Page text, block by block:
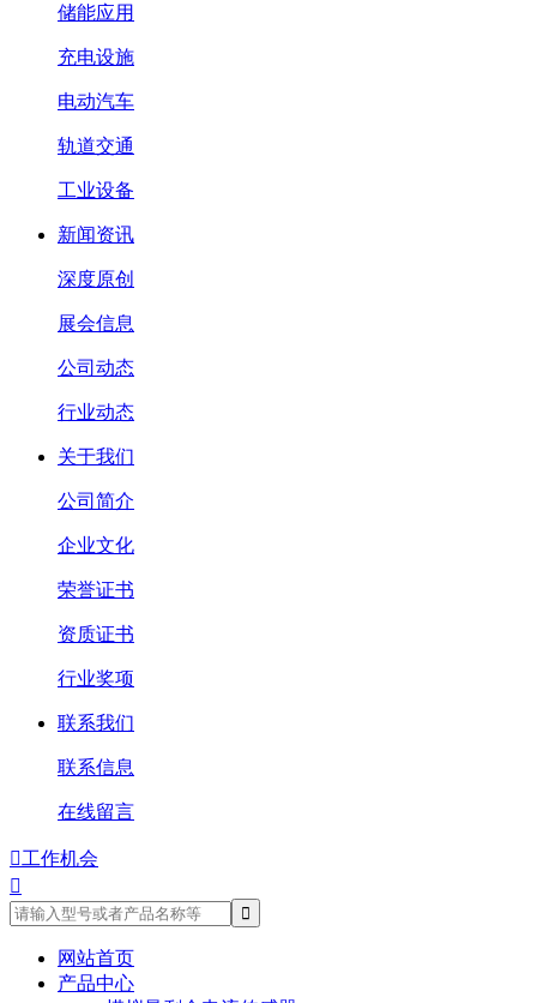
储能应用
充电设施
电动汽车
轨道交通
工业设备
新闻资讯
深度原创
展会信息
公司动态
行业动态
关于我们
公司简介
企业文化
荣誉证书
资质证书
行业奖项
联系我们
联系信息
在线留言
工作机会

网站首页
产品中心